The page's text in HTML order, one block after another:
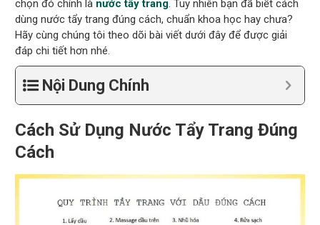
chọn đó chính là nước tẩy trang. Tuy nhiên bạn đã biết cách
dùng nước tẩy trang đúng cách, chuẩn khoa học hay chưa?
Hãy cùng chúng tôi theo dõi bài viết dưới đây để được giải
đáp chi tiết hơn nhé.
Nội Dung Chính
Cách Sử Dụng Nước Tẩy Trang Đúng
Cách